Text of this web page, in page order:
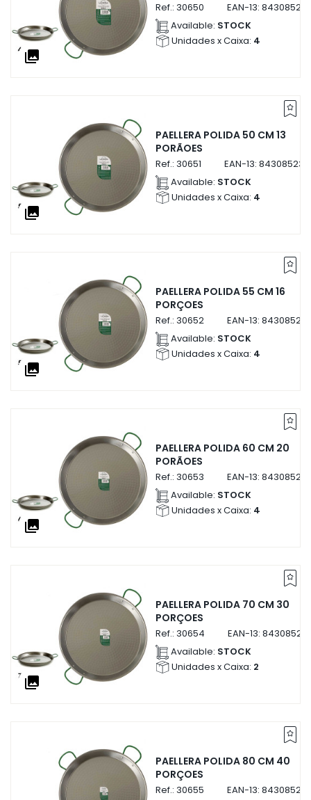
collections
Ref.: 30650 EAN-13:
Available: STOCK
Unidades x Caixa: 4
collections
PAELLERA POLIDA 50 CM 13
PORÃOES
Ref.: 30651 EAN-13:
Available: STOCK
Unidades x Caixa: 4
collections
PAELLERA POLIDA 55 CM 16
PORÇOES
Ref.: 30652 EAN-13:
Available: STOCK
Unidades x Caixa: 4
collections
PAELLERA POLIDA 60 CM 20
PORÃOES
Ref.: 30653 EAN-13:
Available: STOCK
Unidades x Caixa: 4
collections
PAELLERA POLIDA 70 CM 30
PORÇOES
Ref.: 30654 EAN-13:
Available: STOCK
Unidades x Caixa: 2
PAELLERA POLIDA 80 CM 40
PORÇOES
Ref.: 30655 EAN-13: